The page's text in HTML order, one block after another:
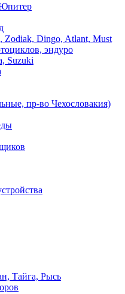
Zodiak, Dingo, Atlant, Must
эндуро
Suzuki
пр-во Чехословакия)
Тайга, Рысь